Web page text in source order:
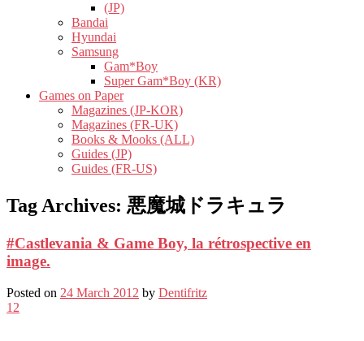
(JP)
Bandai
Hyundai
Samsung
Gam*Boy
Super Gam*Boy (KR)
Games on Paper
Magazines (JP-KOR)
Magazines (FR-UK)
Books & Mooks (ALL)
Guides (JP)
Guides (FR-US)
Tag Archives: 悪魔城ドラキュラ
#Castlevania & Game Boy, la rétrospective en
image.
Posted on 24 March 2012 by Dentifritz
12